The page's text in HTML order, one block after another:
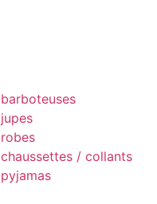
barboteuses
jupes
robes
chaussettes / collants
pyjamas